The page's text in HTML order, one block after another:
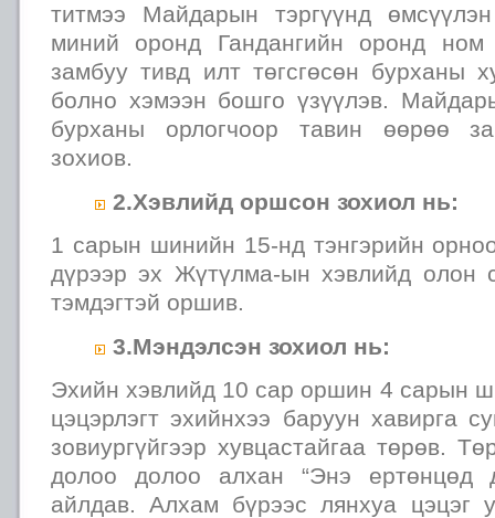
титмээ Майдарын тэргүүнд
миний оронд Гандангийн оронд
замбуу тивд илт төгсгөсөн бурханы
болно хэмээн бошго үзүүлэв.
бурханы орлогчоор тавин өөрөө
зохиов.
2.Хэвлийд оршсон зохиол нь:
1 сарын шинийн 15-нд тэнгэрийн
дүрээр эх Жүтүлма-ын хэвлийд олон
тэмдэгтэй оршив.
3.Мэндэлсэн зохиол нь:
Эхийн хэвлийд 10 сар оршин 4 сарын
цэцэрлэгт эхийнхээ баруун хавирга
зовиургүйгээр хувцастайгаа төрөв.
долоо долоо алхан “Энэ ертөнцөд
айлдав. Алхам бүрээс лянхуа цэцэг